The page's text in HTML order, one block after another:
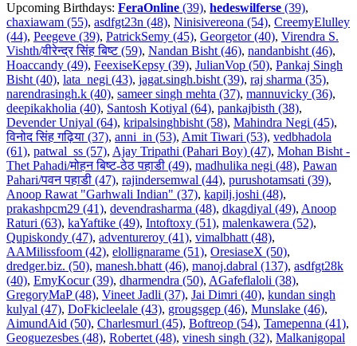
Upcoming Birthdays: FeraOnline (39), hedeswilferse (39),
chaxiawam (55), asdfgt23n (48), Ninisivereona (54), CreemyElulley
(44), Peegeve (39), PatrickSemy (45), Georgetor (40), Virendra S.
Vishth/वीरेन्द्र सिंह बिष्ट (59), Nandan Bisht (46), nandanbisht (46),
Hoaccandy (49), FeexiseKepsy (39), JulianVop (50), Pankaj Singh
Bisht (40), lata_negi (43), jagat.singh.bisht (39), raj sharma (35),
narendrasingh.k (40), sameer singh mehta (37), mannuvicky (36),
deepikakholia (40), Santosh Kotiyal (64), pankajbisth (38),
Devender Uniyal (64), kripalsinghbisht (58), Mahindra Negi (45),
विनोद सिंह गढ़िया (37), anni_in (53), Amit Tiwari (53), vedbhadola
(61), patwal_ss (57), Ajay Tripathi (Pahari Boy) (47), Mohan Bisht -
Thet Pahadi/मोहन बिष्ट-ठेठ पहाडी (49), madhulika negi (48), Pawan
Pahari/पवन पहाडी (47), rajindersemwal (44), purushotamsati (39),
Anoop Rawat "Garhwali Indian" (37), kapilj.joshi (48),
prakashpcm29 (41), devendrasharma (48), dkagdiyal (49), Anoop
Raturi (63), kaYaftike (49), Intoftoxy (51), malenkawera (52),
Qupiskondy (47), adventureroy (41), vimalbhatt (48),
AAMilissfoom (42), elollignarame (51), OresiaseX (50),
dredger.biz. (50), manesh.bhatt (46), manoj.dabral (137), asdfgt28k
(40), EmyKocur (39), dharmendra (50), AGafeflaloli (38),
GregoryMaP (48), Vineet Jadli (37), Jai Dimri (40), kundan singh
kulyal (47), DoFkicleelale (43), grougsgep (46), Munslake (46),
AimundAid (50), Charlesmurl (45), Boftreop (54), Tamepenna (41),
Geoguezesbes (48), Robertet (48), vinesh singh (32), Malkanigopal